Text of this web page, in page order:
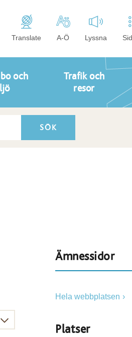
Translate A-Ö Lyssna
och
Trafik och
resor
Ämnessidor
Hela webbplatsen
Platser